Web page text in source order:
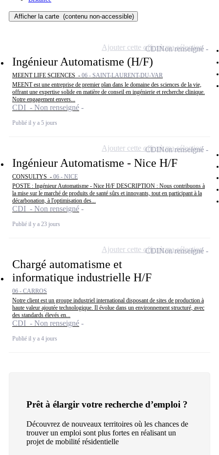
Afficher la carte (contenu non-accessible)
Ingénieur Automatisme (H/F)
MEENT LIFE SCIENCES - 06 - SAINT-LAURENT-DU-VAR
MEENT est une entreprise de premier plan dans le domaine des sciences de la vie,
offrant une expertise solide en matière de conseil en ingénierie et recherche clinique.
Notre engagement envers...
CDI - Non renseigné
Publié il y a 5 jours
CDINon renseigné
Ajouter cette offre à ma sélection
Ingénieur Automatisme - Nice H/F
CONSULTYS - 06 - NICE
POSTE : Ingénieur Automatisme - Nice H/F DESCRIPTION : Nous contribuons à
la mise sur le marché de produits de santé sûrs et innovants, tout en participant à la
décarbonation, à l'optimisation des...
CDI - Non renseigné
Publié il y a 23 jours
CDINon renseigné
Ajouter cette offre à ma sélection
Chargé automatisme et
informatique industrielle H/F
06 - CARROS
Notre client est un groupe industriel international disposant de sites de production à
haute valeur ajoutée technologique. Il évolue dans un environnement structuré, avec
des standards élevés en...
CDI - Non renseigné
Publié il y a 4 jours
CDINon renseigné
Ajouter cette offre à ma sélection
Prêt à élargir votre recherche d’emploi ?
Découvrez de nouveaux territoires où les chances de
trouver un emploi sont plus fortes en réalisant un
projet de mobilité résidentielle